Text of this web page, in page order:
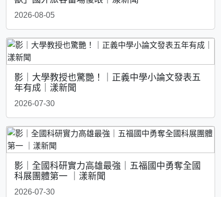
2026-08-05
影｜大學教授也驚艷！｜正義中學小論文發表五
年有成｜漾新聞
2026-07-30
影｜全國科研實力高雄最強｜五福國中勇奪全國
科展團體第一 ｜漾新聞
2026-07-30